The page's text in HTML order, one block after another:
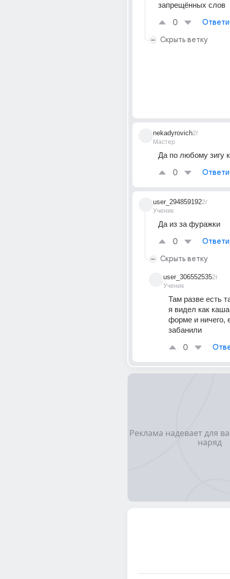
запрещённых слов
0
Скрыть ветку
nekadyrovich
Мастер
2г
Да по любому зигу
0
user_294859192
Ученик
2г
Да из за фуражки
0
Скрыть ветку
user_306552535
Ученик
2г
Там разве есть
я видел как
форме и ничего,
забанили
0